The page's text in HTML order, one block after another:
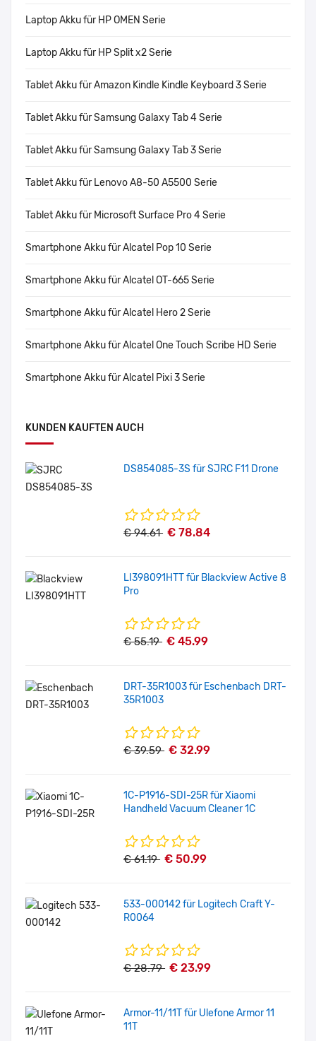
Laptop Akku für HP OMEN Serie
Laptop Akku für HP Split x2 Serie
Tablet Akku für Amazon Kindle Kindle Keyboard 3 Serie
Tablet Akku für Samsung Galaxy Tab 4 Serie
Tablet Akku für Samsung Galaxy Tab 3 Serie
Tablet Akku für Lenovo A8-50 A5500 Serie
Tablet Akku für Microsoft Surface Pro 4 Serie
Smartphone Akku für Alcatel Pop 10 Serie
Smartphone Akku für Alcatel OT-665 Serie
Smartphone Akku für Alcatel Hero 2 Serie
Smartphone Akku für Alcatel One Touch Scribe HD Serie
Smartphone Akku für Alcatel Pixi 3 Serie
KUNDEN KAUFTEN AUCH
DS854085-3S für SJRC F11 Drone
€ 94.61 € 78.84
LI398091HTT für Blackview Active 8
Pro
€ 55.19 € 45.99
DRT-35R1003 für Eschenbach DRT-
35R1003
€ 39.59 € 32.99
1C-P1916-SDI-25R für Xiaomi
Handheld Vacuum Cleaner 1C
€ 61.19 € 50.99
533-000142 für Logitech Craft Y-
R0064
€ 28.79 € 23.99
Armor-11/11T für Ulefone Armor 11
11T